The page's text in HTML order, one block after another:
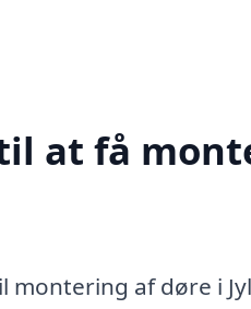
at få
af døre i